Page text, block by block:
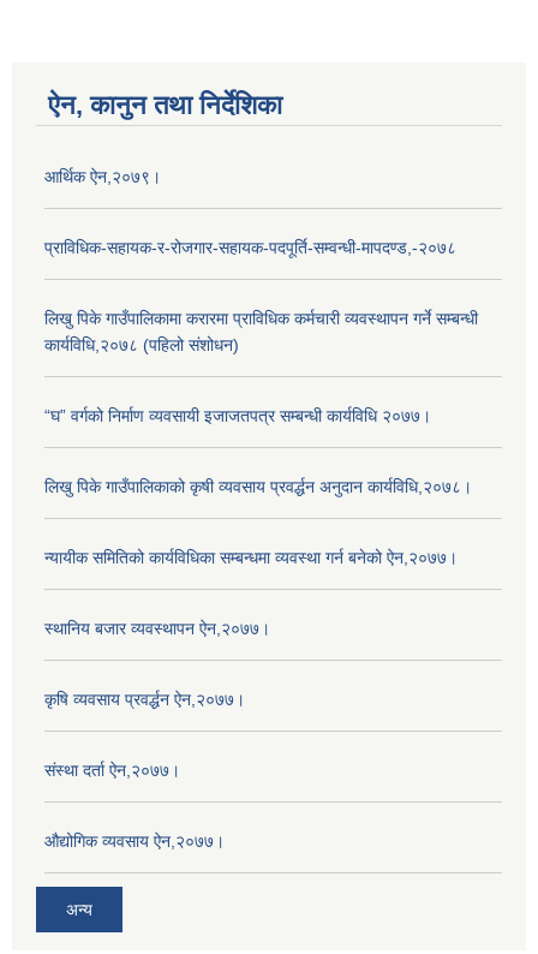
ऐन, कानुन तथा निर्देशिका
आर्थिक ऐन,२०७९।
प्राविधिक-सहायक-र-रोजगार-सहायक-पदपूर्ति-सम्वन्धी-मापदण्ड,-२०७८
लिखु पिके गाउँपालिकामा करारमा प्राविधिक कर्मचारी व्यवस्थापन गर्ने सम्बन्धी
कार्यविधि,२०७८ (पहिलो संशोधन)
“घ” वर्गको निर्माण व्यवसायी इजाजतपत्र सम्बन्धी कार्यविधि २०७७।
लिखु पिके गाउँपालिकाको कृषी व्यवसाय प्रवर्द्धन अनुदान कार्यविधि,२०७८।
न्यायीक समितिको कार्यविधिका सम्बन्धमा व्यवस्था गर्न बनेको ऐन,२०७७।
स्थानिय बजार व्यवस्थापन ऐन,२०७७।
कृषि व्यवसाय प्रवर्द्धन ऐन,२०७७।
संस्था दर्ता ऐन,२०७७।
औद्योगिक व्यवसाय ऐन,२०७७।
अन्य